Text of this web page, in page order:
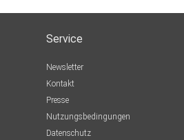
Service
Newsletter
Kontakt
Presse
Nutzungsbedingungen
Datenschutz